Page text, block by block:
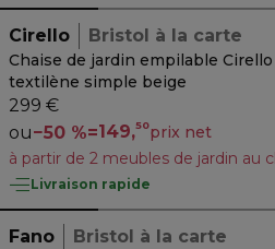
Cirello Bristol à la carte
Chaise de jardin empilable
textilène simple beige
299 €
ou−50 %=149,50prix net
à partir de 2 meubles de jardin au
Livraison rapide
Fano Bristol à la carte